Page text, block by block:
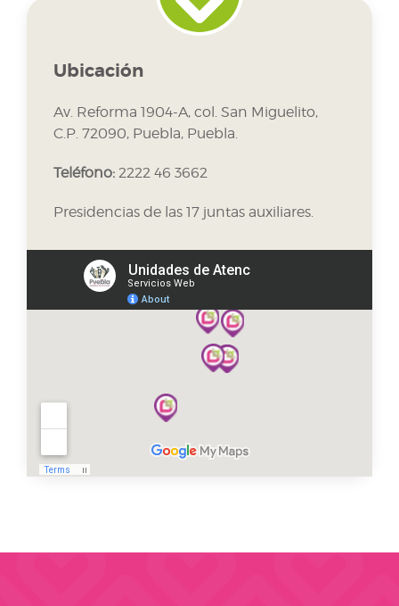
Ubicación
Av. Reforma 1904-A, col. San Miguelito,
C.P. 72090, Puebla, Puebla.
Teléfono: 2222 46 3662
Presidencias de las 17 juntas auxiliares.